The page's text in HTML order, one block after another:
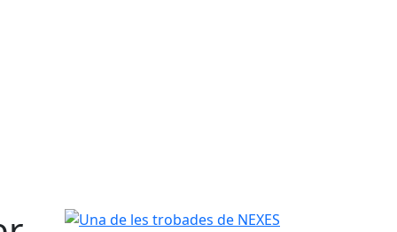
Una de les trobades de NEXES aquesta segona